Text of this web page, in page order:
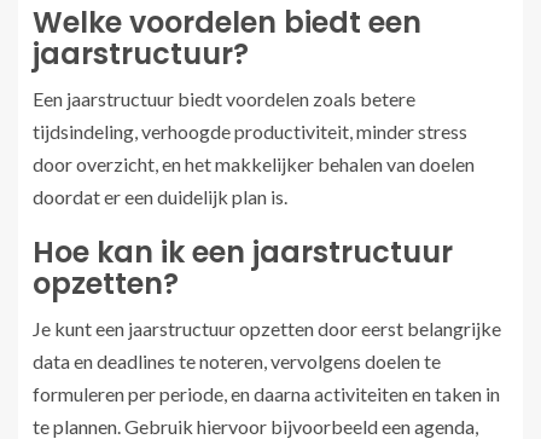
Welke voordelen biedt een
jaarstructuur?
Een jaarstructuur biedt voordelen zoals betere
tijdsindeling, verhoogde productiviteit, minder stress
door overzicht, en het makkelijker behalen van doelen
doordat er een duidelijk plan is.
Hoe kan ik een jaarstructuur
opzetten?
Je kunt een jaarstructuur opzetten door eerst belangrijke
data en deadlines te noteren, vervolgens doelen te
formuleren per periode, en daarna activiteiten en taken in
te plannen. Gebruik hiervoor bijvoorbeeld een agenda,